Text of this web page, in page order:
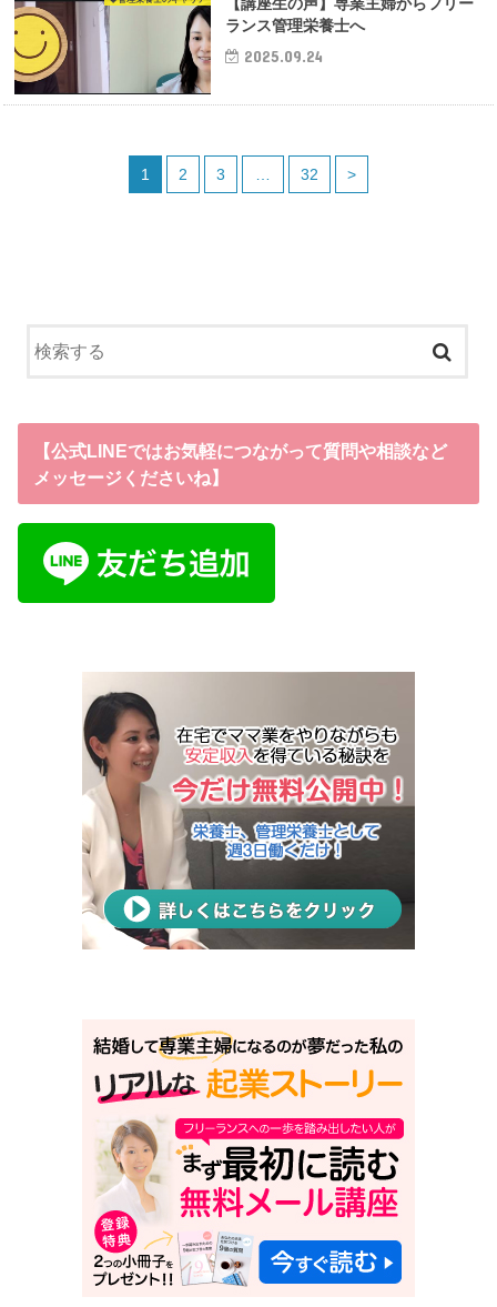
ランス管理栄養士へ
2025.09.24
1 2 3 … 32 >
【公式LINEではお気軽につながって質問や相談など
メッセージくださいね】